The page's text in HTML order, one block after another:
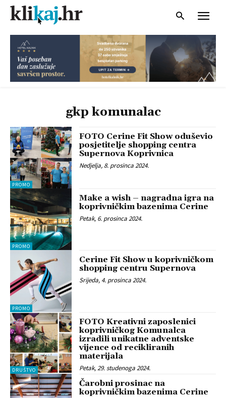
gkp komunalac
PROMO
FOTO Cerine Fit Show oduševio
posjetitelje shopping centra
Supernova Koprivnica
Nedjelja, 8. prosinca 2024.
PROMO
Make a wish – nagradna igra na
koprivničkim bazenima Cerine
Petak, 6. prosinca 2024.
PROMO
Cerine Fit Show u koprivničkom
shopping centru Supernova
Srijeda, 4. prosinca 2024.
DRUŠTVO
FOTO Kreativni zaposlenici
koprivničkog Komunalca
izradili unikatne adventske
vijence od recikliranih
materijala
Petak, 29. studenoga 2024.
Čarobni prosinac na
koprivničkim bazenima Cerine